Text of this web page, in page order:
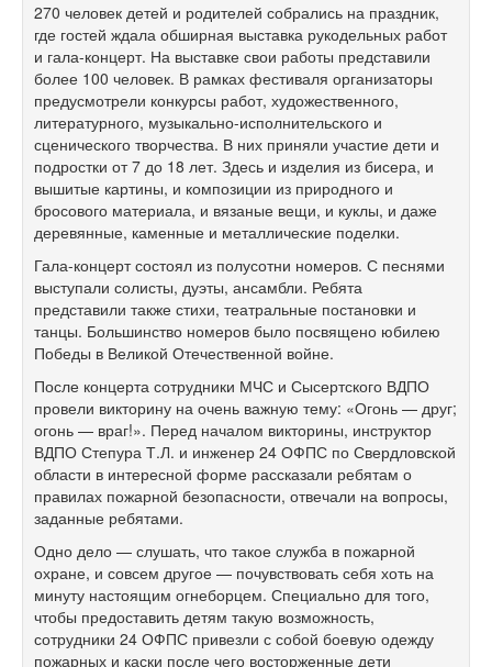
270 человек детей и родителей собрались на праздник,
где гостей ждала обширная выставка рукодельных работ
и гала-концерт. На выставке свои работы представили
более 100 человек. В рамках фестиваля организаторы
предусмотрели конкурсы работ, художественного,
литературного, музыкально-исполнительского и
сценического творчества. В них приняли участие дети и
подростки от 7 до 18 лет. Здесь и изделия из бисера, и
вышитые картины, и композиции из природного и
бросового материала, и вязаные вещи, и куклы, и даже
деревянные, каменные и металлические поделки.
Гала-концерт состоял из полусотни номеров. С песнями
выступали солисты, дуэты, ансамбли. Ребята
представили также стихи, театральные постановки и
танцы. Большинство номеров было посвящено юбилею
Победы в Великой Отечественной войне.
После концерта сотрудники МЧС и Сысертского ВДПО
провели викторину на очень важную тему: «Огонь — друг;
огонь — враг!». Перед началом викторины, инструктор
ВДПО Степура Т.Л. и инженер 24 ОФПС по Свердловской
области в интересной форме рассказали ребятам о
правилах пожарной безопасности, отвечали на вопросы,
заданные ребятами.
Одно дело — слушать, что такое служба в пожарной
охране, и совсем другое — почувствовать себя хоть на
минуту настоящим огнеборцем. Специально для того,
чтобы предоставить детям такую возможность,
сотрудники 24 ОФПС привезли с собой боевую одежду
пожарных и каски после чего восторженные дети